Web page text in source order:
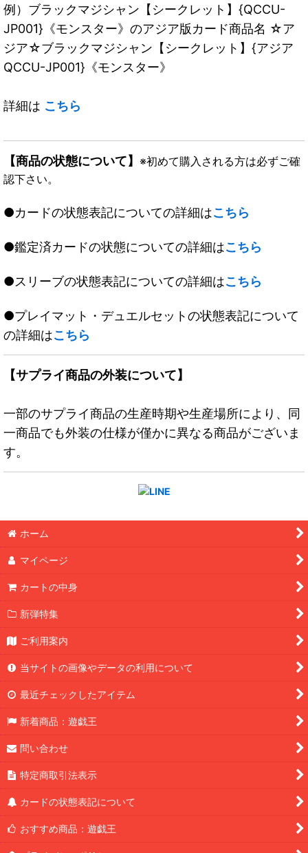
例）ブラックマジシャン【シークレット】{QCCU-
JP001}《モンスター》のアジア版カード商品名 ☆ア
ジア☆ブラックマジシャン【シークレット】{アジア
QCCU-JP001}《モンスター》
詳細は こちら
【商品の状態について】 ※初めて購入される方は必ずご確
認下さい。
●カードの状態表記についての詳細はこちら
●鑑定済カードの状態についての詳細はこちら
●スリーブの状態表記についての詳細はこちら
●プレイマット・デュエルセットの状態表記について
の詳細はこちら
【サプライ商品の外装について】
一部のサプライ商品の生産時期や生産場所により、同
一商品でも外装の仕様が僅かに異なる商品がございま
す。
ホーム
マイページ
カートの中身
新弾特集
ご利用案内
当サイトの画像やデータの利用について
最近チェックしたアイテム
新着商品：遊戯王
問い合わせ
特定商取引法表示
カードの状態表記について
おすすめ商品：遊戯王